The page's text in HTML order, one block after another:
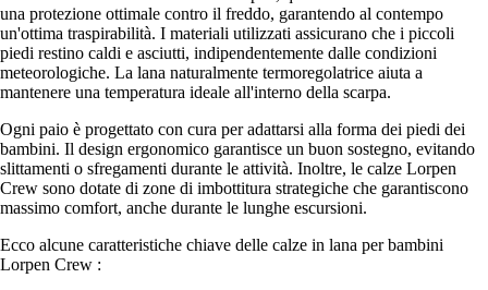
una protezione ottimale contro il freddo, garantendo al contempo
un'ottima traspirabilità. I materiali utilizzati assicurano che i piccoli
piedi restino caldi e asciutti, indipendentemente dalle condizioni
meteorologiche. La lana naturalmente termoregolatrice aiuta a
mantenere una temperatura ideale all'interno della scarpa.
Ogni paio è progettato con cura per adattarsi alla forma dei piedi dei
bambini. Il design ergonomico garantisce un buon sostegno, evitando
slittamenti o sfregamenti durante le attività. Inoltre, le calze Lorpen
Crew sono dotate di zone di imbottitura strategiche che garantiscono
massimo comfort, anche durante le lunghe escursioni.
Ecco alcune caratteristiche chiave delle calze in lana per bambini
Lorpen Crew :